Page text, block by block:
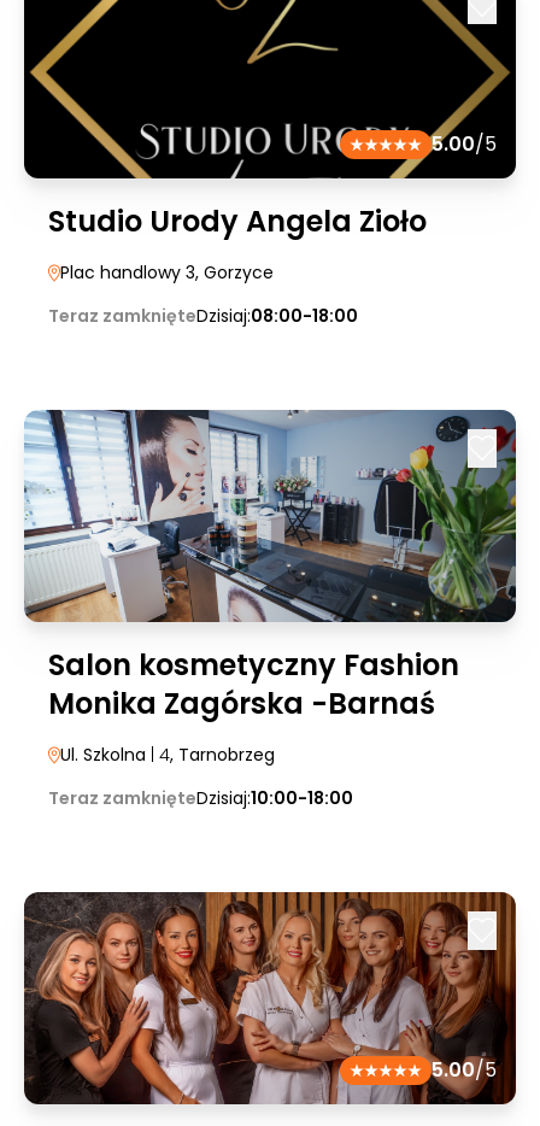
5.00/5
Studio Urody Angela Zioło
Plac handlowy 3, Gorzyce
Teraz zamknięteDzisiaj:08:00-18:00
Salon kosmetyczny Fashion
Monika Zagórska -Barnaś
Ul. Szkolna | 4, Tarnobrzeg
Teraz zamknięteDzisiaj:10:00-18:00
5.00/5